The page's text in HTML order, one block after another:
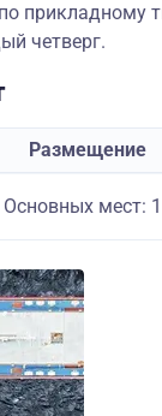
прикладному
четверг.
Размещение
Основных мест: 1